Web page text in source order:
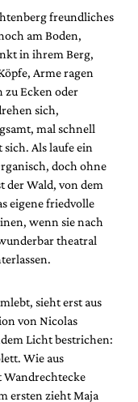
freundliches
am Boden,
in ihrem Berg,
Arme ragen
zu Ecken oder
sich,
mal schnell
sich. Als laufe ein
doch ohne
der Wald, von dem
eigene friedvolle
wenn sie nach
theatral
sieht erst aus
von Nicolas
Licht bestrichen:
Wie aus
ersten zieht Maja